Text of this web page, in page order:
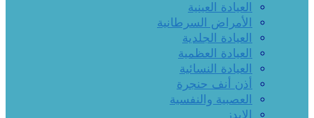
العيادة العينية
الأمراض السرطانية
العيادة الجلدية
العيادة العظمية
العيادة النسائية
أذن أنف حنجرة
العصبية والنفسية
الإيدز